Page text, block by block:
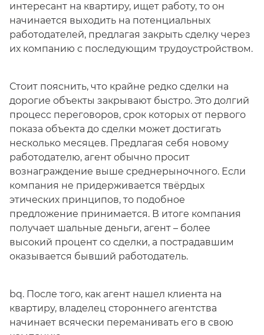
интересант на квартиру, ищет работу, то он
начинается выходить на потенциальных
работодателей, предлагая закрыть сделку через
их компанию с последующим трудоустройством.
Стоит пояснить, что крайне редко сделки на
дорогие объекты закрывают быстро. Это долгий
процесс переговоров, срок которых от первого
показа объекта до сделки может достигать
несколько месяцев. Предлагая себя новому
работодателю, агент обычно просит
вознаграждение выше среднерыночного. Если
компания не придерживается твёрдых
этических принципов, то подобное
предложение принимается. В итоге компания
получает шальные деньги, агент – более
высокий процент со сделки, а пострадавшим
оказывается бывший работодатель.
bq. После того, как агент нашел клиента на
квартиру, владелец стороннего агентства
начинает всячески переманивать его в свою